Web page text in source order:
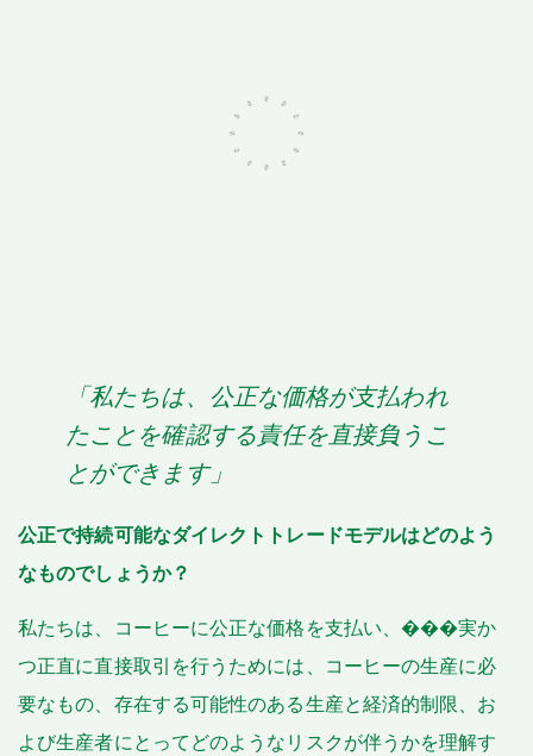
「私たちは、公正な価格が支払われ
たことを確認する責任を直接負うこ
とができます」
公正で持続可能なダイレクトトレードモデルはどのよう
なものでしょうか？
私たちは、コーヒーに公正な価格を支払い、���実か
つ正直に直接取引を行うためには、コーヒーの生産に必
要なもの、存在する可能性のある生産と経済的制限、お
よび生産者にとってどのようなリスクが伴うかを理解す